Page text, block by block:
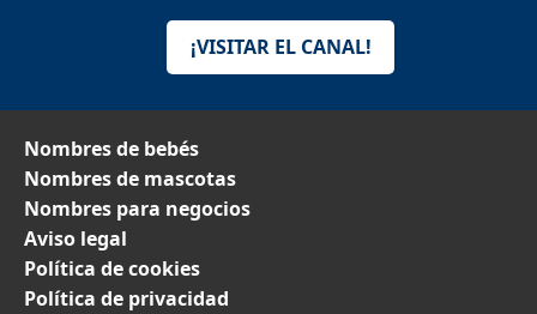
¡VISITAR EL CANAL!
Nombres de bebés
Nombres de mascotas
Nombres para negocios
Aviso legal
Política de cookies
Política de privacidad